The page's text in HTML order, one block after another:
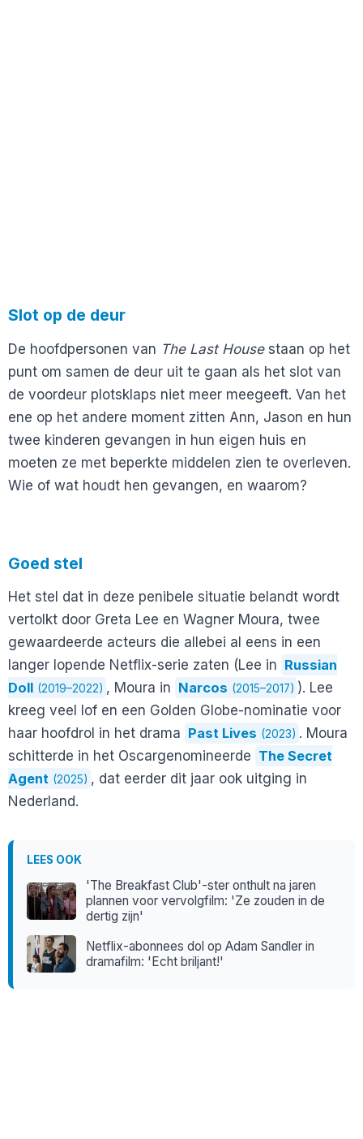
Slot op de deur
De hoofdpersonen van The Last Housestaan op het
punt om samen de deur uit te gaan als het slot van
de voordeur plotsklaps niet meer meegeeft. Van het
ene op het andere moment zitten Ann, Jason en hun
twee kinderen gevangen in hun eigen huis en
moeten ze met beperkte middelen zien te overleven.
Wie of wat houdt hen gevangen, en waarom?
Goed stel
Het stel dat in deze penibele situatie belandt wordt
vertolkt door Greta Lee en Wagner Moura, twee
gewaardeerde acteurs die allebei al eens in een
langer lopende Netflix-serie zaten (Lee in Russian
Doll (2019–2022) , Moura in Narcos (2015–2017) ). Lee
kreeg veel lof en een Golden Globe-nominatie voor
haar hoofdrol in het drama Past Lives (2023) . Moura
schitterde in het Oscargenomineerde The Secret
Agent (2025) , dat eerder dit jaar ook uitging in
Nederland.
LEES OOK
'The Breakfast Club'-ster onthult na jaren
plannen voor vervolgfilm: 'Ze zouden in de
dertig zijn'
Netflix-abonnees dol op Adam Sandler in
dramafilm: 'Echt briljant!'